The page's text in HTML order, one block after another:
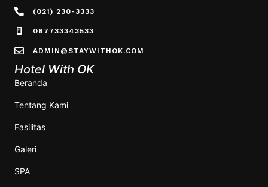
(021) 230-3333
087733343533
ADMIN@STAYWITHOK.COM
Hotel With OK
Beranda
Tentang Kami
Fasilitas
Galeri
SPA